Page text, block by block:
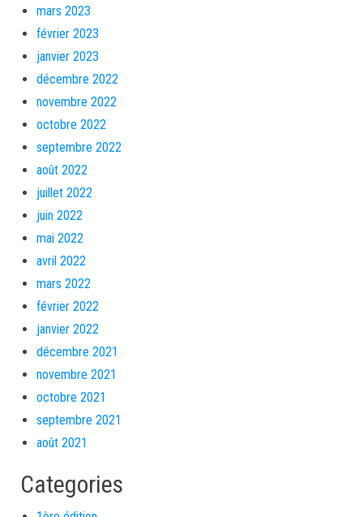
mars 2023
février 2023
janvier 2023
décembre 2022
novembre 2022
octobre 2022
septembre 2022
août 2022
juillet 2022
juin 2022
mai 2022
avril 2022
mars 2022
février 2022
janvier 2022
décembre 2021
novembre 2021
octobre 2021
septembre 2021
août 2021
Categories